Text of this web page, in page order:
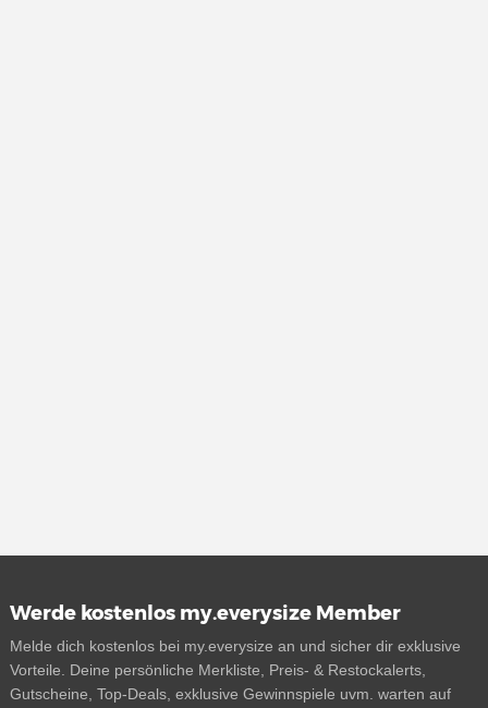
Werde kostenlos my.everysize Member
Melde dich kostenlos bei my.everysize an und sicher dir exklusive
Vorteile. Deine persönliche Merkliste, Preis- & Restockalerts,
Gutscheine, Top-Deals, exklusive Gewinnspiele uvm. warten auf